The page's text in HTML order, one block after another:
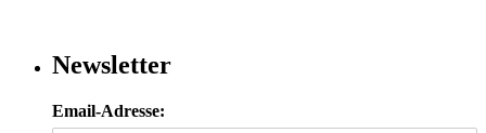
Newsletter
Email-Adresse: